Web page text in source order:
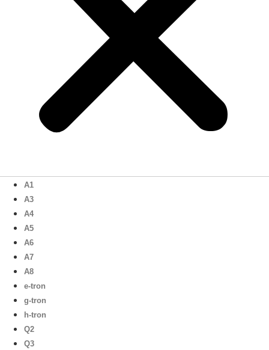
A1
A3
A4
A5
A6
A7
A8
e-tron
g-tron
h-tron
Q2
Q3